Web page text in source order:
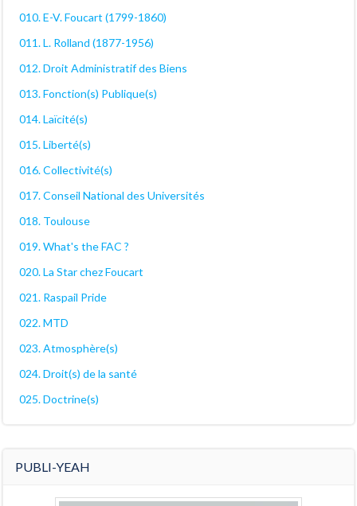
010. E-V. Foucart (1799-1860)
011. L. Rolland (1877-1956)
012. Droit Administratif des Biens
013. Fonction(s) Publique(s)
014. Laïcité(s)
015. Liberté(s)
016. Collectivité(s)
017. Conseil National des Universités
018. Toulouse
019. What's the FAC ?
020. La Star chez Foucart
021. Raspail Pride
022. MTD
023. Atmosphère(s)
024. Droit(s) de la santé
025. Doctrine(s)
PUBLI-YEAH